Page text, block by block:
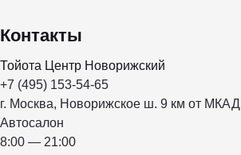
Контакты
Тойота Центр Новорижский
+7 (495) 153-54-65
г. Москва, Новорижское ш. 9 км от МКАД
Автосалон
8:00 — 21:00